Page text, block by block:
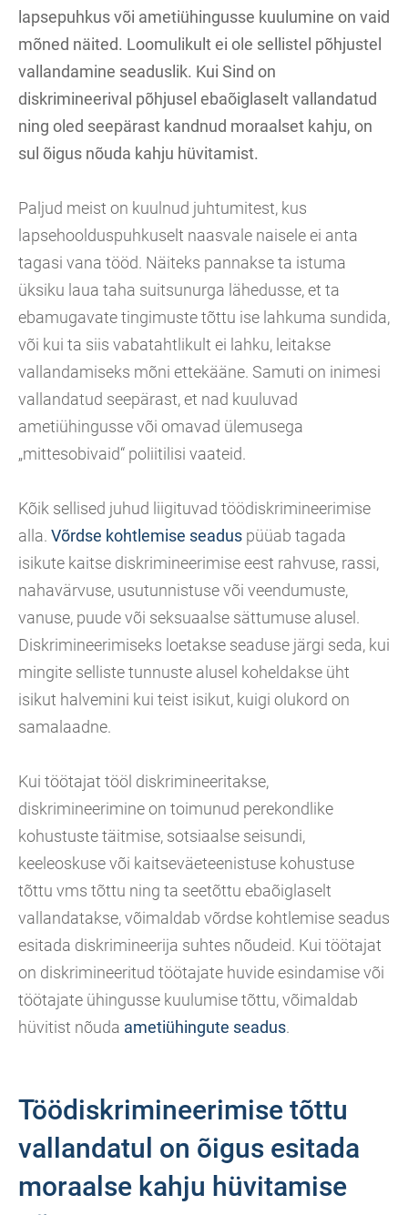
lapsepuhkus või ametiühingusse kuulumine on vaid
mõned näited. Loomulikult ei ole sellistel põhjustel
vallandamine seaduslik. Kui Sind on
diskrimineerival põhjusel ebaõiglaselt vallandatud
ning oled seepärast kandnud moraalset kahju, on
sul õigus nõuda kahju hüvitamist.
Paljud meist on kuulnud juhtumitest, kus
lapsehoolduspuhkuselt naasvale naisele ei anta
tagasi vana tööd. Näiteks pannakse ta istuma
üksiku laua taha suitsunurga lähedusse, et ta
ebamugavate tingimuste tõttu ise lahkuma sundida,
või kui ta siis vabatahtlikult ei lahku, leitakse
vallandamiseks mõni ettekääne. Samuti on inimesi
vallandatud seepärast, et nad kuuluvad
ametiühingusse või omavad ülemusega
„mittesobivaid“ poliitilisi vaateid.
Kõik sellised juhud liigituvad töödiskrimineerimise
alla. Võrdse kohtlemise seadus püüab tagada
isikute kaitse diskrimineerimise eest rahvuse, rassi,
nahavärvuse, usutunnistuse või veendumuste,
vanuse, puude või seksuaalse sättumuse alusel.
Diskrimineerimiseks loetakse seaduse järgi seda, kui
mingite selliste tunnuste alusel koheldakse üht
isikut halvemini kui teist isikut, kuigi olukord on
samalaadne.
Kui töötajat tööl diskrimineeritakse,
diskrimineerimine on toimunud perekondlike
kohustuste täitmise, sotsiaalse seisundi,
keeleoskuse või kaitseväeteenistuse kohustuse
tõttu vms tõttu ning ta seetõttu ebaõiglaselt
vallandatakse, võimaldab võrdse kohtlemise seadus
esitada diskrimineerija suhtes nõudeid. Kui töötajat
on diskrimineeritud töötajate huvide esindamise või
töötajate ühingusse kuulumise tõttu, võimaldab
hüvitist nõuda ametiühingute seadus.
Töödiskrimineerimise tõttu
vallandatul on õigus esitada
moraalse kahju hüvitamise